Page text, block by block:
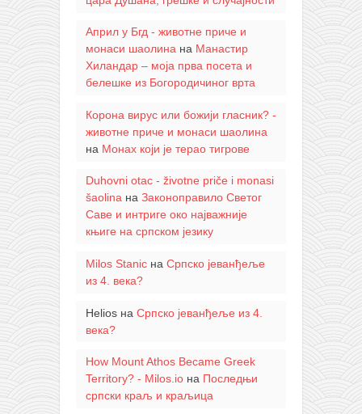
Април у Бгд - животне приче и
монаси шаолинана Манастир
Хиландар – моја прва посета и
белешке из Богородичиног врта
Корона вирус или божији гласник? -
животне приче и монаси шаолина
на Монах који је терао тигрове
Duhovni otac - životne priče i monasi
šaolinaна Законоправило Светог
Саве и интриге око најважније
књиге на српском језику
Milos Stanicна Српско јеванђеље
из 4. века?
Heliosна Српско јеванђеље из 4.
века?
How Mount Athos Became Greek
Territory? - Milos.ioна Последњи
српски краљ и краљица